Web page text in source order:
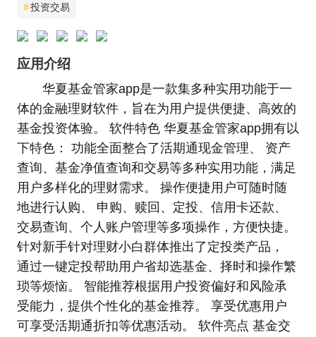
#投资交易
应用介绍
华夏基金管家app是一款集多种实用功能于一
体的金融理财软件，旨在为用户提供便捷、高效的
基金投资体验。 软件特色 华夏基金管家app拥有以
下特色： 功能全面整合了活期通现金管理、 资产
查询、基金净值查询和交易等多种实用功能，满足
用户多样化的理财需求。 操作便捷用户可随时随
地进行认购、 申购、赎回、定投、信用卡还款、
交易查询、个人账户管理等多项操作，方便快捷。
针对新手针对理财小白群体推出了定投类产品，
通过一键定投帮助用户省却选基金、择时和操作繁
琐等烦恼。 智能推荐根据用户投资偏好和风险承
受能力，提供个性化的基金推荐。 享受优惠用户
可享受活期通折扣等优惠活动。 软件亮点 基金交